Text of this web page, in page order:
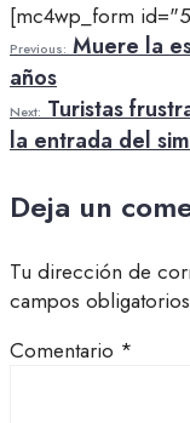
[mc4wp_form
Previous:Muere la
años
Next:Turistas
la entrada del
Deja un
Tu dirección de
campos
Comentario *